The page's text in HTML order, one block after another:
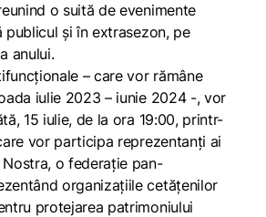
o suită de evenimente
publicul și în extrasezon, pe
anului.
– care vor rămâne
iulie 2023 – iunie 2024 -, vor
15 iulie, de la ora 19:00, printr-
vor participa reprezentanți ai
o federație pan-
organizațiile cetățenilor
protejarea patrimoniului